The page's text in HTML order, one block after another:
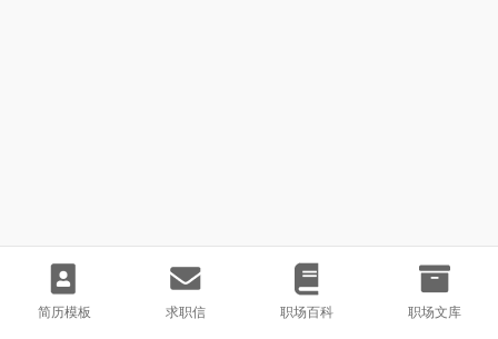
简历模板 求职信 职场百科 职场文库